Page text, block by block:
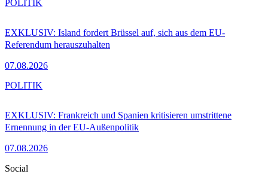
EXKLUSIV: Island fordert Brüssel auf, sich aus dem EU-
Referendum herauszuhalten
07.08.2026
POLITIK
EXKLUSIV: Frankreich und Spanien kritisieren umstrittene
Ernennung in der EU-Außenpolitik
07.08.2026
POLITIK
Social